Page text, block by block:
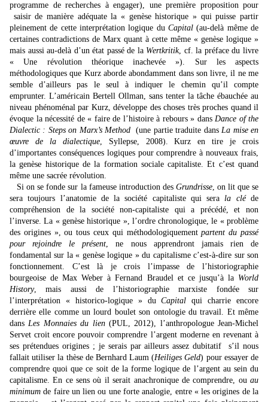
programme de recherches à engager), une première proposition pour
saisir de manière adéquate la « genèse historique » qui puisse partir
pleinement de cette interprétation logique du Capital (au-delà même de
certaines contradictions de Marx quant à cette même « genèse logique »
mais aussi au-delà d’un état passé de la Wertkritik, cf. la préface du livre
« Une révolution théorique inachevée »). Sur les aspects
méthodologiques que Kurz aborde abondamment dans son livre, il ne me
semble d’ailleurs pas le seul à indiquer le chemin qu’il compte
emprunter. L’américain Bertell Ollman, sans tenter la tâche ébauchée au
niveau phénoménal par Kurz, développe des choses très proches quand il
évoque la nécessité de « faire de l’histoire à rebours » dans Dance of the
Dialectic : Steps on Marx’s Method (une partie traduite dansLa mise en
œuvre de la dialectique, Syllepse, 2008). Kurz en tire je crois
d’importantes conséquences logiques pour comprendre à nouveaux frais,
la genèse historique de la formation sociale capitaliste. Et c’est quand
même une sacrée révolution.
Si on se fonde sur la fameuse introduction des Grundrisse, on lit que se
sera toujours l’anatomie de la société capitaliste qui serala cléde
compréhension de la société non-capitaliste qui a précédé, et non
l’inverse. La « genèse historique », l’ordre chronologique, le « problème
des origines », ou tous ceux qui méthodologiquementpartent du passé
pour rejoindre le présent, ne nous apprendront jamais rien de
fondamental sur la « genèse logique » du capitalisme c’est-à-dire sur son
fonctionnement. C’est là je crois l’impasse de l’historiographie
bourgeoise de Max Weber à Fernand Braudel et ce jusqu’à la World
History, mais aussi de l’historiographie marxiste fondée sur
l’interprétation « historico-logique » duCapital qui charrie encore
derrière elle comme un lourd boulet son ontologie du travail. Et même
dansLes Monnaies du lien (PUL, 2012), l’anthropologue Jean-Michel
Servet croit encore pouvoir comprendre l’argent moderne en revenant à
ses prétendues origines ; je serais par ailleurs assez dubitatif s’il nous
fallait utiliser la thèse de Bernhard Laum (Heiliges Geld) pour essayer de
comprendre quoi que ce soit de la forme logique de l’argent au sein du
capitalisme. En ce sens où il serait anachronique de comprendre, ou au
minimum de faire un lien ou une forte analogie, entre « les origines de la